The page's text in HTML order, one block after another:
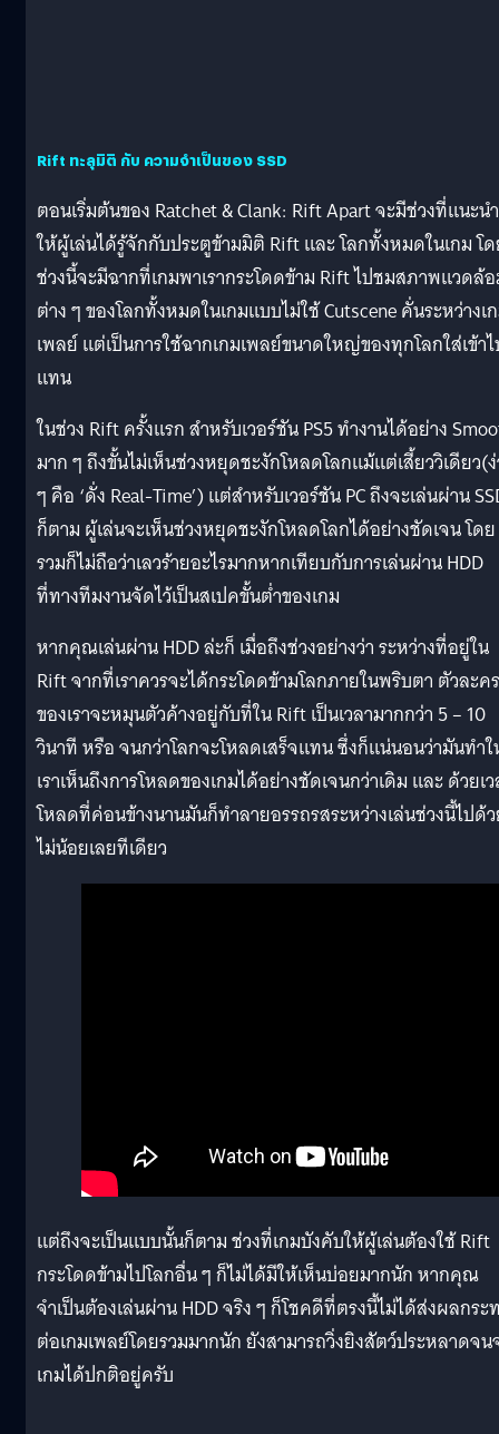
Rift ทะลุมิติ กับ ความจำเป็นของ SSD
ตอนเริ่มต้นของ Ratchet & Clank: Rift Apart จะมีช่วงที่แนะนำ
ให้ผู้เล่นได้รู้จักกับประตูข้ามมิติ Rift และ โลกทั้งหมดในเกม โ
ช่วงนี้จะมีฉากที่เกมพาเรากระโดดข้าม Rift ไปชมสภาพแวดล้
ต่าง ๆ ของโลกทั้งหมดในเกมแบบไม่ใช้ Cutscene คั่นระหว่างเ
เพลย์ แต่เป็นการใช้ฉากเกมเพลย์ขนาดใหญ่ของทุกโลกใส่เข้า
แทน
ในช่วง Rift ครั้งแรก สำหรับเวอร์ชัน PS5 ทำงานได้อย่าง
มาก ๆ ถึงขั้นไม่เห็นช่วงหยุดชะงักโหลดโลกแม้แต่เสี้ยววิเดียว(
ๆ คือ ‘ดั่ง Real-Time’) แต่สำหรับเวอร์ชัน PC ถึงจะเล่นผ่าน
ก็ตาม ผู้เล่นจะเห็นช่วงหยุดชะงักโหลดโลกได้อย่างชัดเจน โดย
รวมก็ไม่ถือว่าเลวร้ายอะไรมากหากเทียบกับการเล่นผ่าน HDD
ที่ทางทีมงานจัดไว้เป็นสเปคขั้นต่ำของเกม
หากคุณเล่นผ่าน HDD ล่ะก็ เมื่อถึงช่วงอย่างว่า ระหว่างที่อยู่ใน
Rift จากที่เราควรจะได้กระโดดข้ามโลกภายในพริบตา ตัวละคร
ของเราจะหมุนตัวค้างอยู่กับที่ใน Rift เป็นเวลามากกว่า 5 – 10
วินาที หรือ จนกว่าโลกจะโหลดเสร็จแทน ซึ่งก็แน่นอนว่ามันทำ
เราเห็นถึงการโหลดของเกมได้อย่างชัดเจนกว่าเดิม และ ด้วยเ
โหลดที่ค่อนข้างนานมันก็ทำลายอรรถรสระหว่างเล่นช่วงนี้ไปด้
ไม่น้อยเลยทีเดียว
แต่ถึงจะเป็นแบบนั้นก็ตาม ช่วงที่เกมบังคับให้ผู้เล่นต้องใช้ Rift
กระโดดข้ามไปโลกอื่น ๆ ก็ไม่ได้มีให้เห็นบ่อยมากนัก หากคุณ
จำเป็นต้องเล่นผ่าน HDD จริง ๆ ก็โชคดีที่ตรงนี้ไม่ได้ส่งผลกระ
ต่อเกมเพลย์โดยรวมมากนัก ยังสามารถวิ่งยิงสัตว์ประหลาดจ
เกมได้ปกติอยู่ครับ